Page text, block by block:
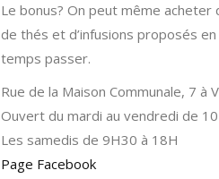
Le bonus? On peut même
de thés et d’infusions proposés en
temps passer.
Rue de la Maison Communale, 7 à
Ouvert du mardi au vendredi de
Les samedis de 9H30 à 18H
Page Facebook